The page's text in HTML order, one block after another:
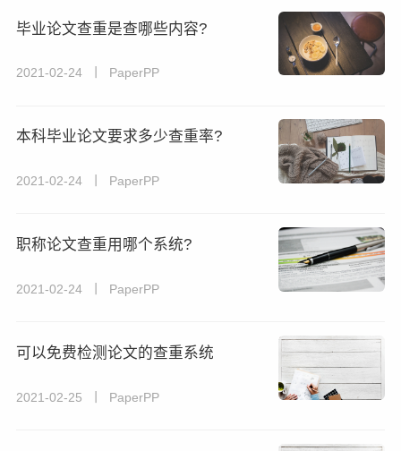
毕业论文查重是查哪些内容?
2021-02-24 丨 PaperPP
本科毕业论文要求多少查重率?
2021-02-24 丨 PaperPP
职称论文查重用哪个系统?
2021-02-24 丨 PaperPP
可以免费检测论文的查重系统
2021-02-25 丨 PaperPP